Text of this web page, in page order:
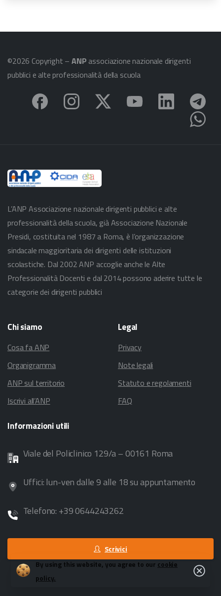
©2026 Copyright –ANP associazione nazionale dirigenti
pubblici e alte professionalità della scuola
L’ANP Associazione nazionale dirigenti pubblici e alte
professionalità della scuola, già Associazione Nazionale
Presidi, costituita nel 1987 a Roma, è l’organizzazione
sindacale maggioritaria dei dirigenti delle istituzioni
scolastiche. Dal 2002 ANP accoglie anche le Alte
Professionalità Docenti e dal 2014 possono aderire tutte le
categorie dei dirigenti pubblici
Chisiamo
Cosa fa ANP
Organigramma
ANP sul territorio
Iscrivi all’ANP
Legal
Privacy
Note legali
Statuto e regolamenti
FAQ
Informazioniutili
Viale del Policlinico 129/a – 00161 Roma
Uffici: lun-ven dalle 9 alle 18 su appuntamento
Telefono: +39 0644243262
Scrivici
By using this website, you agree to our cookie
policy.
Close